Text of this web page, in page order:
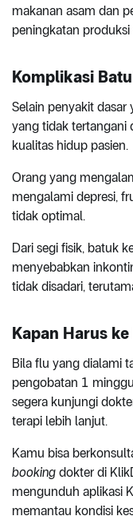
makanan asam dan
peningkatan
Komplikasi
Selain penyakit
yang tidak tertangani
kualitas hidup pasien.
Orang yang
mengalami depresi,
tidak optimal.
Dari segi fisik, batuk
menyebabkan
tidak disadari,
Kapan Harus
Bila flu yang dialami
pengobatan 1
segera kunjungi
terapi lebih lanjut.
Kamu bisa
booking dokter di
mengunduh aplikasi
memantau kondisi